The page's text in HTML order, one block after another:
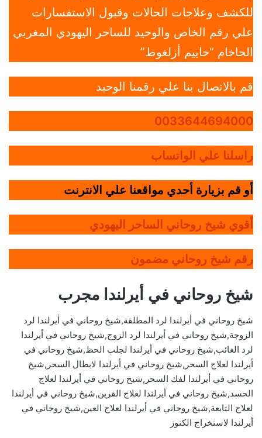
للكشف وعلاجات الحالات وقبول الاستفسارات
علي رقم الخاص والوحيد للساحر اليهودي المغربي
الحاخام “حاييم أزلغوط”
قم بالاتصال بنا علي رقمنا الوحيد
0033644694000
راسلنا علي الواتساب
أو قم بزيارة أحدي مواقعنا علي الانترنت
أقوي شيخ روحاني الساحر اليهودي
رقم شيخ روحاني مضمون
شيخ روحاني في أيرلندا مجرب
شيخ روحاني في أيرلندا لرد المطلقة,شيخ روحاني في أيرلندا لرد
الزوجة,شيخ روحاني في أيرلندا لرد الزوج,شيخ روحاني في أيرلندا
لرد الغائب,شيخ روحاني في أيرلندا لجلب الحظ,شيخ روحاني في
أيرلندا لعلاج السحر,شيخ روحاني في أيرلندا لابطال السحر,شيخ
روحاني في أيرلندا لفك السحر,شيخ روحاني في أيرلندا لعلاج
الحسد,شيخ روحاني في أيرلندا لعلاج القرين,شيخ روحاني في أيرلندا
لعلاج التابعة,شيخ روحاني في أيرلندا لعلاج العين,شيخ روحاني في
أيرلندا لاستخراج الكنوز